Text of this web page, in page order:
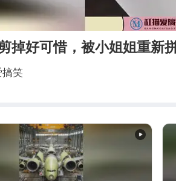
掉好可惜，被小姐姐重新
搞笑